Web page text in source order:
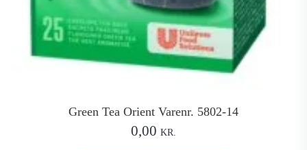
Green Tea Orient Varenr. 5802-14
0,00 KR.